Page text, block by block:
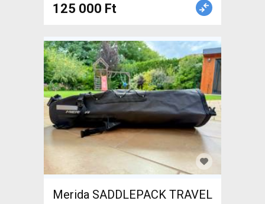
125 000 Ft
Merida SADDLEPACK TRAVEL